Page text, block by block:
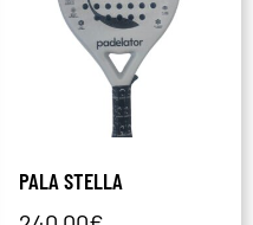
PALA STELLA